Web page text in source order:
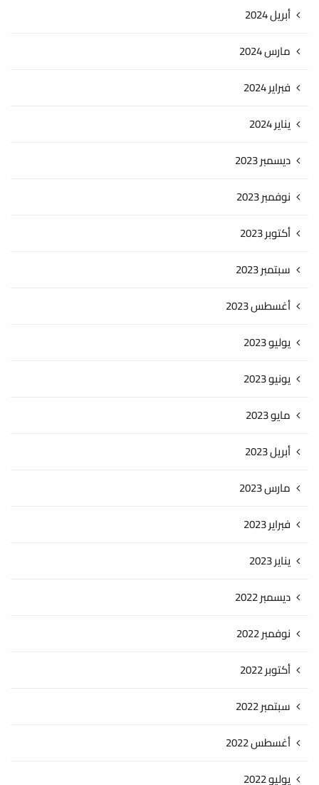
أبريل 2024
مارس 2024
فبراير 2024
يناير 2024
ديسمبر 2023
نوفمبر 2023
أكتوبر 2023
سبتمبر 2023
أغسطس 2023
يوليو 2023
يونيو 2023
مايو 2023
أبريل 2023
مارس 2023
فبراير 2023
يناير 2023
ديسمبر 2022
نوفمبر 2022
أكتوبر 2022
سبتمبر 2022
أغسطس 2022
يوليو 2022